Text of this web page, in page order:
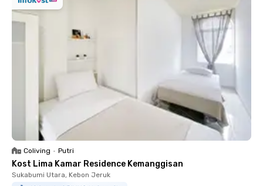
Coliving • Putri
Kost Lima Kamar Residence Kemanggisan
Sukabumi Utara, Kebon Jeruk